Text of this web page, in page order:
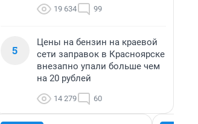
19 634 99
5
Цены на бензин на краевой
сети заправок в Красноярске
внезапно упали больше чем
на 20 рублей
14 279 60